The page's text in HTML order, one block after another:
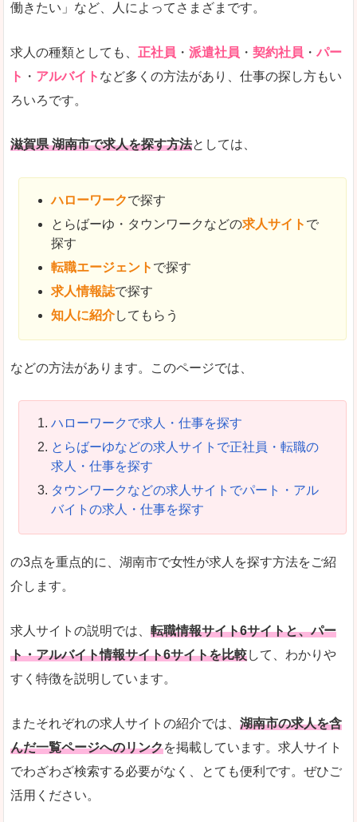
働きたい」など、人によってさまざまです。
求人の種類としても、 正社員 ・ 派遣社員 ・ 契約社員 ・ パー
ト ・ アルバイト など多くの方法があり、仕事の探し方もい
ろいろです。
滋賀県 湖南市で求人を探す方法としては、
ハローワークで探す
とらばーゆ・タウンワークなどの求人サイト で
探す
転職エージェント で探す
求人情報誌で探す
知人に紹介してもらう
などの方法があります。このページでは、
ハローワークで求人・仕事を探す
とらばーゆなどの求人サイトで正社員・転職の
求人・仕事を探す
タウンワークなどの求人サイトでパート・アル
バイトの求人・仕事を探す
の3点を重点的に、湖南市で女性が求人を探す方法をご紹
介します。
求人サイトの説明では、 転職情報サイト6サイトと、パー
ト・アルバイト情報サイト6サイトを比較して、わかりや
すく特徴を説明しています。
またそれぞれの求人サイトの紹介では、 湖南市の求人を含
んだ一覧ページへのリンクを掲載しています。求人サイト
でわざわざ検索する必要がなく、とても便利です。ぜひご
活用ください。